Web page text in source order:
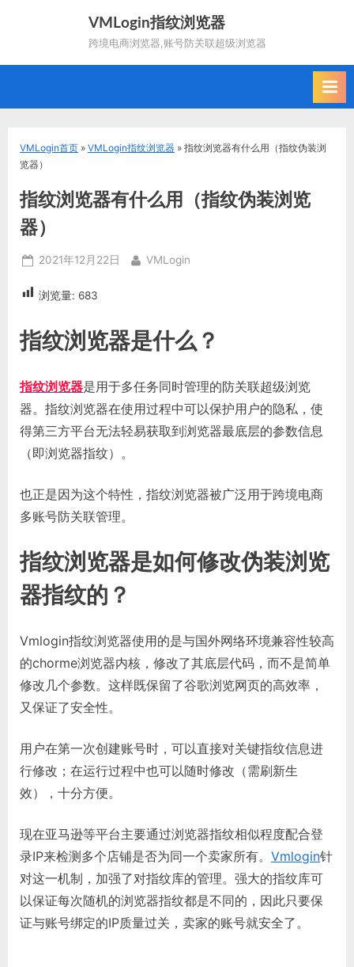
VMLogin指纹浏览器
跨境电商浏览器,账号防关联超级浏览器
VMLogin首页 » VMLogin指纹浏览器 » 指纹浏览器有什么用（指纹伪装浏
览器）
指纹浏览器有什么用（指纹伪装浏览
器）
Posted
2021年12月22日 By
VMLogin
浏览量: 683
指纹浏览器是什么？
指纹浏览器是用于多任务同时管理的防关联超级浏览
器。指纹浏览器在使用过程中可以保护用户的隐私，使
得第三方平台无法轻易获取到浏览器最底层的参数信息
（即浏览器指纹）。
也正是因为这个特性，指纹浏览器被广泛用于跨境电商
多账号防关联管理。
指纹浏览器是如何修改伪装浏览
器指纹的？
Vmlogin指纹浏览器使用的是与国外网络环境兼容性较高
的chorme浏览器内核，修改了其底层代码，而不是简单
修改几个参数。这样既保留了谷歌浏览网页的高效率，
又保证了安全性。
用户在第一次创建账号时，可以直接对关键指纹信息进
行修改；在运行过程中也可以随时修改（需刷新生
效），十分方便。
现在亚马逊等平台主要通过浏览器指纹相似程度配合登
录IP来检测多个店铺是否为同一个卖家所有。 Vmlogin针
对这一机制，加强了对指纹库的管理。强大的指纹库可
以保证每次随机的浏览器指纹都是不同的，因此只要保
证与账号绑定的IP质量过关，卖家的账号就安全了。